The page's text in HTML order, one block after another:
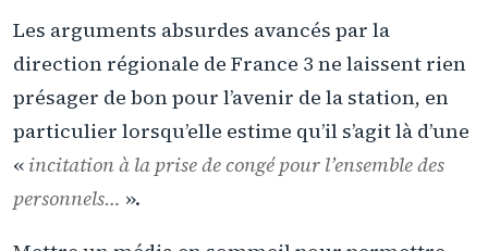
Les arguments absurdes avancés par la
direction régionale de France 3 ne laissent rien
présager de bon pour l’avenir de la station, en
particulier lorsqu’elle estime qu’il s’agit là d’une
« incitation à la prise de congé pour l’ensemble des
personnels… ».